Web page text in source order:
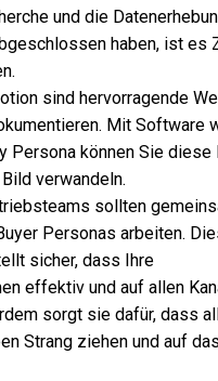
und die
haben, ist es
sind hervorragende
Mit Software
Persona können Sie diese
verwandeln.
sollten
Personas arbeiten.
sicher, dass Ihre
effektiv und auf allen
sorgt sie dafür, dass
Strang ziehen und auf